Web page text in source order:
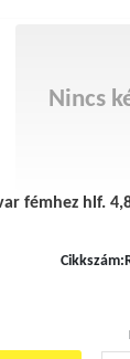
Nincs
fémhez hlf.
Cikkszám: